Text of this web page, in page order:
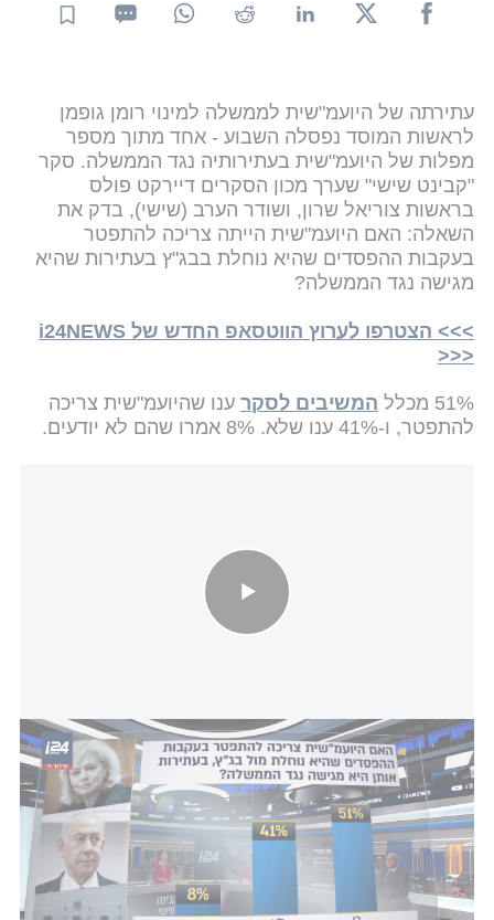
עתירתה של היועמ"שית לממשלה למינוי רומן גופמן
לראשות המוסד נפסלה השבוע - אחד מתוך מספר
מפלות של היועמ"שית בעתירותיה נגד הממשלה. סקר
"קבינט שישי" שערך מכון הסקרים דיירקט פולס
בראשות צוריאל שרון, ושודר הערב (שישי), בדק את
השאלה: האם היועמ"שית הייתה צריכה להתפטר
בעקבות ההפסדים שהיא נוחלת בבג"ץ בעתירות שהיא
מגישה נגד הממשלה?
>>> הצטרפו לערוץ הווטסאפ החדש של i24NEWS
<<<
51% מכלל המשיבים לסקר ענו שהיועמ"שית צריכה
להתפטר, ו-41% ענו שלא. 8% אמרו שהם לא יודעים.
סקר קבינט שישי: התנהלות היועמ"שית והאם היא צריכה להתפטר
מתפקידה?
עוד שאלנו - האם התנהלותה של היועמ"שית מול
הממשלהשינתה את עמדתכם בנוגע לרפורמה במערכת
המשפט? 81% ענו שעמדתם לא השתנתה. 10% ענו
שדעתם השתנתה ושכעת הם בעד הרפורמה. 5% ענו
שדעתם השתנתה וכעת הם נגד הרפורמה. 4% ענו שהם